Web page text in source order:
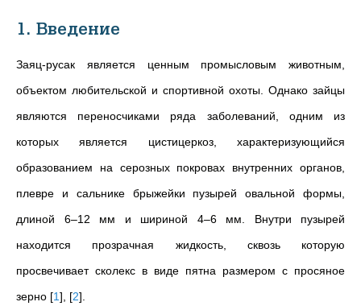
1. Введение
Заяц-русак является ценным промысловым животным,
объектом любительской и спортивной охоты. Однако зайцы
являются переносчиками ряда заболеваний, одним из
которых является цистицеркоз, характеризующийся
образованием на серозных покровах внутренних органов,
плевре и сальнике брыжейки пузырей овальной формы,
длиной 6–12 мм и шириной 4–6 мм. Внутри пузырей
находится прозрачная жидкость, сквозь которую
просвечивает сколекс в виде пятна размером с просяное
зерно [1] [2]